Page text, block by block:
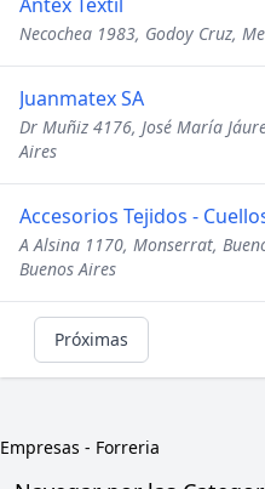
Necochea 1983, Godoy Cruz,
Juanmatex SA
Dr Muñiz 4176, José María
Aires
Accesorios Tejidos -
A Alsina 1170, Monserrat,
Buenos Aires
Próximas
Empresas - Forreria